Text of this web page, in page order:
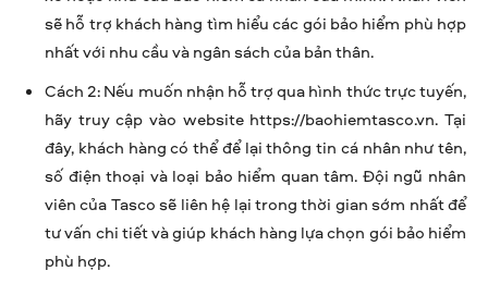
sẽ hỗ trợ khách hàng tìm hiểu các gói bảo hiểm phù hợp
nhất với nhu cầu và ngân sách của bản thân.
Cách 2: Nếu muốn nhận hỗ trợ qua hình thức trực tuyến,
hãy truy cập vào website https://baohiemtasco.vn. Tại
đây, khách hàng có thể để lại thông tin cá nhân như tên,
số điện thoại và loại bảo hiểm quan tâm. Đội ngũ nhân
viên của Tasco sẽ liên hệ lại trong thời gian sớm nhất để
tư vấn chi tiết và giúp khách hàng lựa chọn gói bảo hiểm
phù hợp.